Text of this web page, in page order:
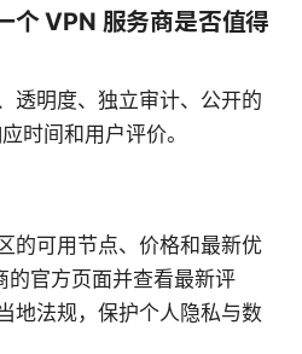
个 VPN 服务商是否值得
透明度、独立审计、公开的
时间和用户评价。
的可用节点、价格和最新优
的官方页面并查看最新评
地法规，保护个人隐私与数